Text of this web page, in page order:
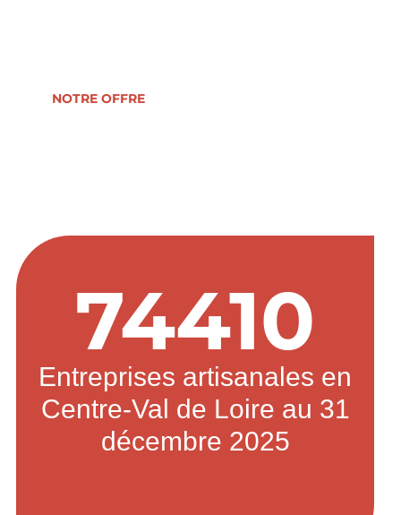
NOTRE OFFRE
74410
Entreprises artisanales en
Centre-Val de Loire au 31
décembre 2025